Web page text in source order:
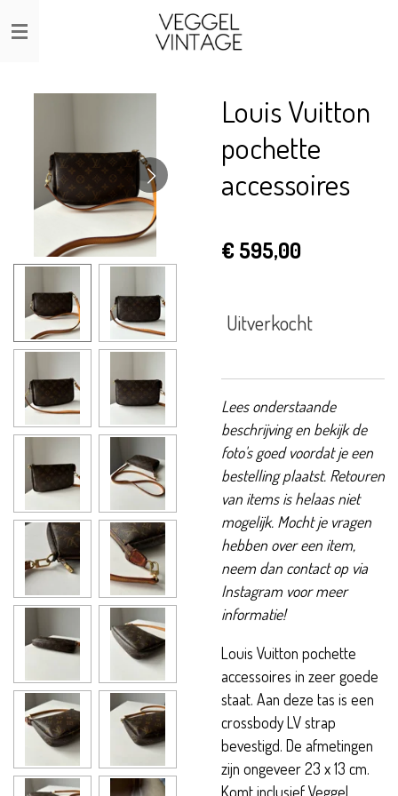
Ga
direct
Louis Vuitton
pochette
accessoires
€ 595,00
Uitverkocht
Lees onderstaande
beschrijving en bekijk de
foto's goed voordat je een
bestelling plaatst. Retouren
van items is helaas niet
mogelijk. Mocht je vragen
hebben over een item,
neem dan contact op via
Instagram voor meer
informatie!
Louis Vuitton pochette
accessoires in zeer goede
staat. Aan deze tas is een
crossbody LV strap
bevestigd. De afmetingen
zijn ongeveer 23 x 13 cm.
Komt inclusief Veggel